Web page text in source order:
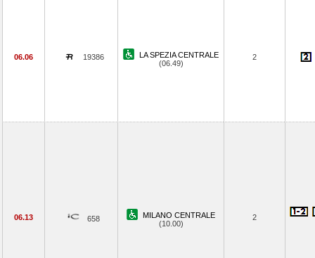
06.06 19386
LA SPEZIA CENTRALE
(06.49)
2
06.13 658
MILANO CENTRALE
(10.00)
2